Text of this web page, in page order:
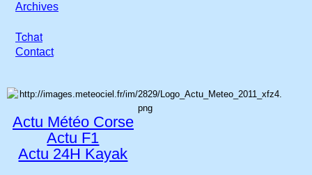
Archives
Tchat
Contact
Actu Météo Corse
Actu F1
Actu 24H Kayak